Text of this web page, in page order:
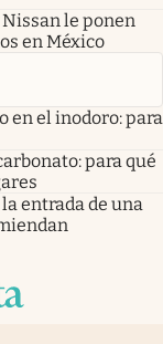
le ponen
en México
en el inodoro: para
para qué
entrada de una
pestañapestaña
nueva pestaña
en nueva pestaña